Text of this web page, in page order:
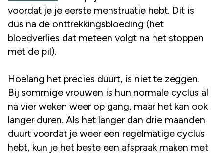
voordat je je eerste menstruatie hebt. Dit is
dus na de onttrekkingsbloeding (het
bloedverlies dat meteen volgt na het stoppen
met de pil).
Hoelang het precies duurt, is niet te zeggen.
Bij sommige vrouwen is hun normale cyclus al
na vier weken weer op gang, maar het kan ook
langer duren. Als het langer dan drie maanden
duurt voordat je weer een regelmatige cyclus
hebt, kun je het beste een afspraak maken met